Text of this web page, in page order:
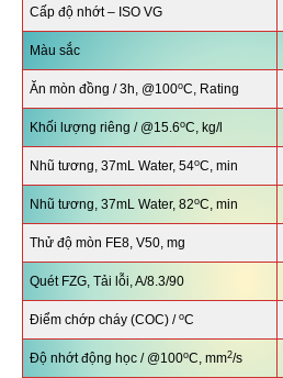
Cấp độ nhớt – ISO VG
Màu sắc
Ăn mòn đồng / 3h, @100oC, Rating
Khối lượng riêng / @15.6oC, kg/l
Nhũ tương, 37mL Water, 54oC, min
Nhũ tương, 37mL Water, 82oC, min
Thử độ mòn FE8, V50, mg
Quét FZG, Tải lỗi, A/8.3/90
Điểm chớp cháy (COC) / oC
Độ nhớt động học / @100oC, mm2/s